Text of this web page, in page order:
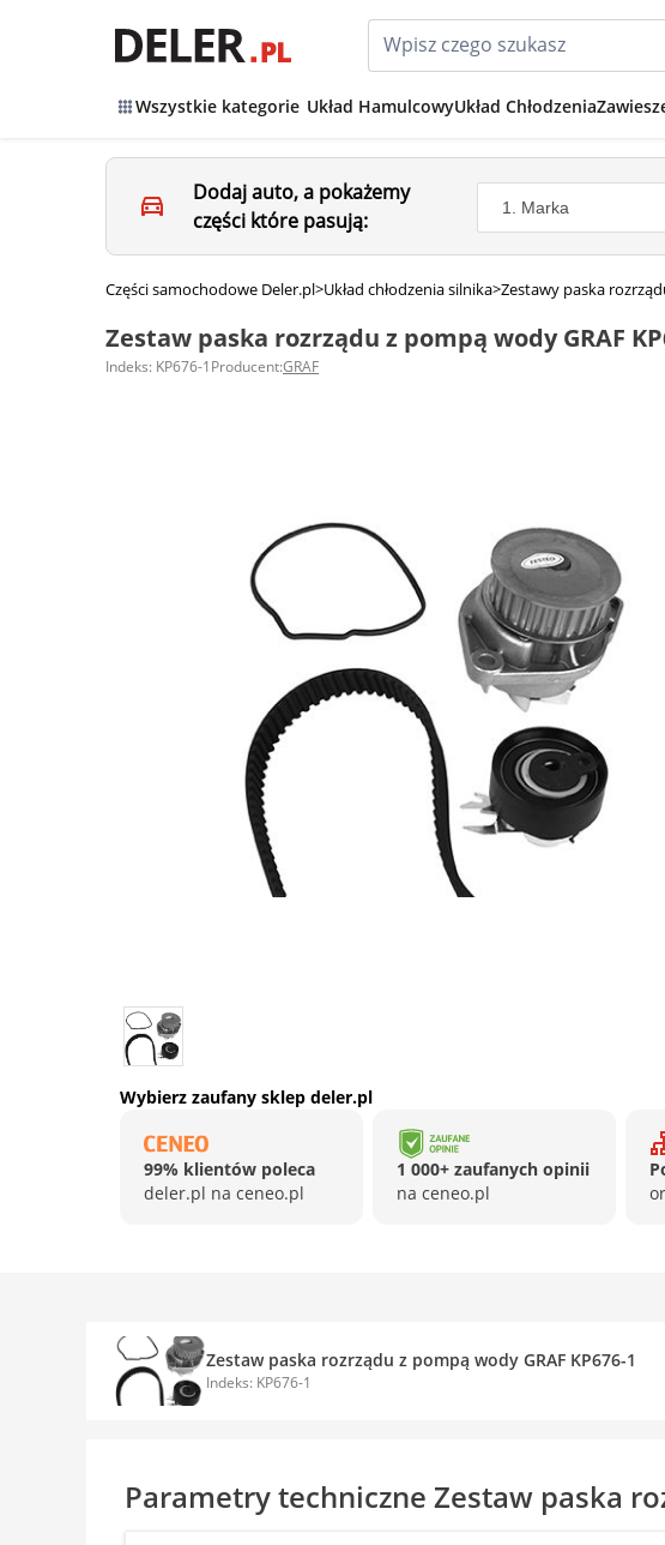
Wszystkie kategorie Układ HamulcowyUkład Chłodzenia
Dodaj auto, a pokażemy
części które pasują:
Części samochodowe Deler.pl>Układ chłodzenia silnika>Zestawy paska
Zestaw paska rozrządu z pompą wody GRAF
Indeks: KP676-1Producent:GRAF
Wybierz zaufany sklep deler.pl
99% klientów poleca
deler.pl na ceneo.pl
1 000+ zaufanych opinii
na ceneo.pl
Zestaw paska rozrządu z pompą wody GRAF KP676-1
Indeks: KP676-1
Parametry techniczne Zestaw paska